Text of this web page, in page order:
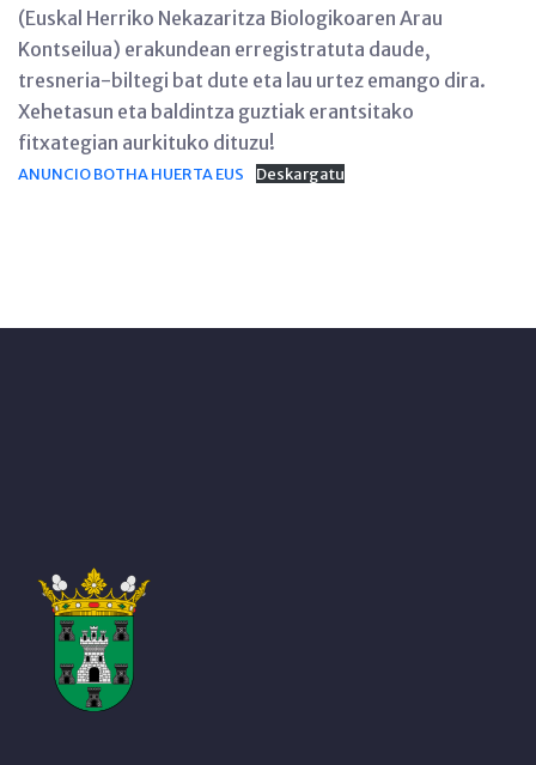
(Euskal Herriko Nekazaritza Biologikoaren Arau
Kontseilua) erakundean erregistratuta daude,
tresneria-biltegi bat dute eta lau urtez emango dira.
Xehetasun eta baldintza guztiak erantsitako
fitxategian aurkituko dituzu!
ANUNCIO BOTHA HUERTA EUS Deskargatu